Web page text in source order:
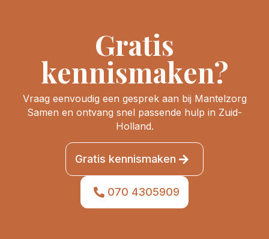
Gratis
kennismaken?
Vraag eenvoudig een gesprek aan bij Mantelzorg
Samen en ontvang snel passende hulp in Zuid-
Holland.
Gratis kennismaken
070 4305909